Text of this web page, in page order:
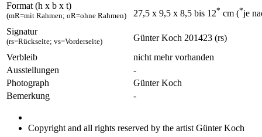
Format (h x b x t)
(mR=mit Rahmen; oR=ohne Rahmen) 27,5 x 9,5 x 8,5 bis 12* cm (*je
Signatur
(rs=Rückseite; vs=Vorderseite)
Günter Koch 201423 (rs)
Verbleib
nicht mehr vorhanden
Ausstellungen
-
Photograph
Günter Koch
Bemerkung
-
Copyright and all rights reserved by the artist Günter Koch